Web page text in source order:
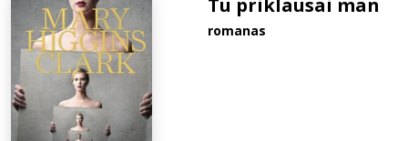
Tu priklausai man
romanas